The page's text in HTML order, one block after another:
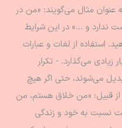
عنوان مثال می‌گویند: «من در
و ...» در این شرایط
استفاده از لغات و عبارات
می‌گذارد. - تکرار
می‌شوند، حتی اگر هیچ
از قبیل: «من خلاق هستم، من
نسبت به خود و زندگی